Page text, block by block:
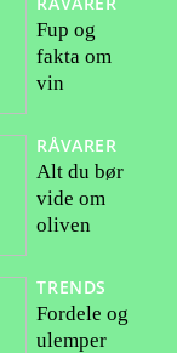
Fup og
fakta om
vin
RÅVARER
Alt du bør
vide om
oliven
TRENDS
Fordele og
ulemper